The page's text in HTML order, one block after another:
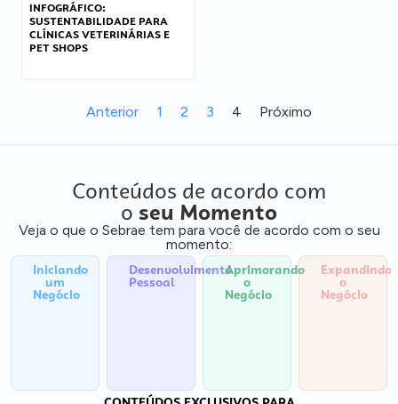
INFOGRÁFICO:
SUSTENTABILIDADE PARA
CLÍNICAS VETERINÁRIAS E
PET SHOPS
Anterior 1 2 3 4 Próximo
Conteúdos de acordo com
o seu Momento
Veja o que o Sebrae tem para você de acordo com o seu
momento:
Iniciando
um
Negócio
Desenvolvimento
Pessoal
Aprimorando
o
Negócio
Expandindo
o
Negócio